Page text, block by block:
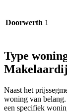
Doorwerth 1
Type
Naast het
woning van
een specifiek